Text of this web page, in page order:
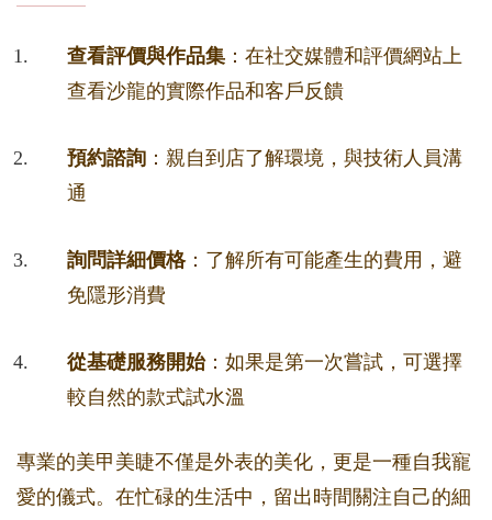
查看評價與作品集 ：在社交媒體和評價網站上
查看沙龍的實際作品和客戶反饋
預約諮詢 ：親自到店了解環境，與技術人員溝
通
詢問詳細價格：了解所有可能產生的費用，避
免隱形消費
從基礎服務開始：如果是第一次嘗試，可選擇
較自然的款式試水溫
專業的美甲美睫不僅是外表的美化，更是一種自我寵
愛的儀式。在忙碌的生活中，留出時間關注自己的細